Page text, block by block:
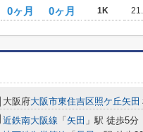
0ヶ月 0ヶ月 1K
大阪府大阪市東住吉区照ケ丘矢田
近鉄南大阪線 「 矢田 」駅 徒歩5分